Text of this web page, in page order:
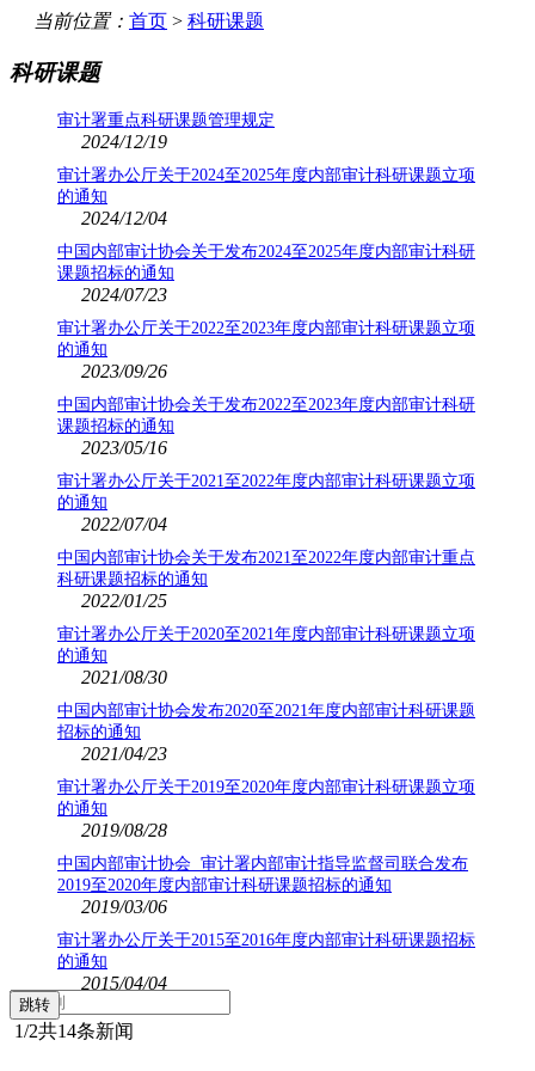
当前位置： 首页 > 科研课题
科研课题
审计署重点科研课题管理规定
2024/12/19
审计署办公厅关于2024至2025年度内部审计科研课题立项
的通知
2024/12/04
中国内部审计协会关于发布2024至2025年度内部审计科研
课题招标的通知
2024/07/23
审计署办公厅关于2022至2023年度内部审计科研课题立项
的通知
2023/09/26
中国内部审计协会关于发布2022至2023年度内部审计科研
课题招标的通知
2023/05/16
审计署办公厅关于2021至2022年度内部审计科研课题立项
的通知
2022/07/04
中国内部审计协会关于发布2021至2022年度内部审计重点
科研课题招标的通知
2022/01/25
审计署办公厅关于2020至2021年度内部审计科研课题立项
的通知
2021/08/30
中国内部审计协会发布2020至2021年度内部审计科研课题
招标的通知
2021/04/23
审计署办公厅关于2019至2020年度内部审计科研课题立项
的通知
2019/08/28
中国内部审计协会 审计署内部审计指导监督司联合发布
2019至2020年度内部审计科研课题招标的通知
2019/03/06
审计署办公厅关于2015至2016年度内部审计科研课题招标
的通知
2015/04/04
1/2共14条新闻